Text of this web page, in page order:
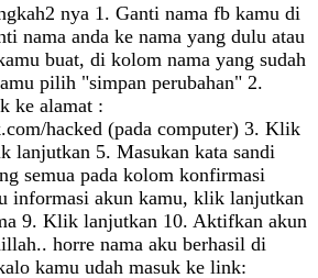
nya 1. Ganti nama fb kamu di
nama anda ke nama yang dulu atau
buat, di kolom nama yang sudah
pilih "simpan perubahan" 2.
ke alamat :
hacked (pada computer) 3. Klik
lanjutkan 5. Masukan kata sandi
semua pada kolom konfirmasi
informasi akun kamu, klik lanjutkan
9. Klik lanjutkan 10. Aktifkan akun
horre nama aku berhasil di
kamu udah masuk ke link: